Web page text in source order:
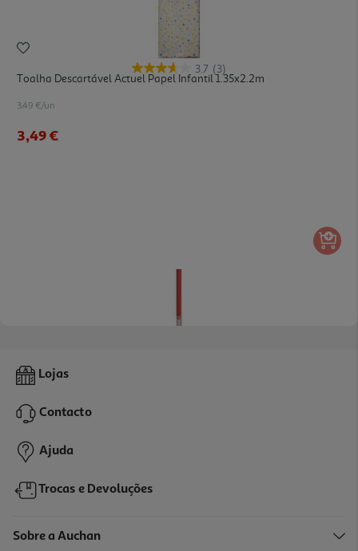
3.7 (3)
Toalha Descartável Actuel Papel Infantil 1.35x2.2m
3.49 €/un
3,49 €
Toalha Em Rolo Papel Actuel Vermelho 5x1.35m
3,49 €
Lojas
Contacto
Ajuda
Trocas e Devoluções
Sobre a Auchan